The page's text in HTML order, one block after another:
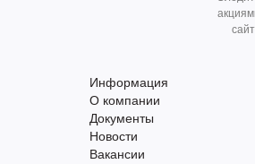
Информация
О компании
Документы
Новости
Вакансии